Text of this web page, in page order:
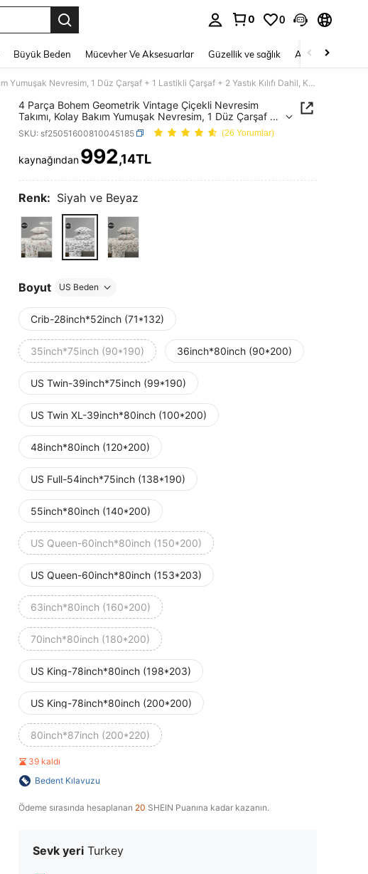
0 0
Büyük Beden Mücevher Ve Aksesuarlar Güzellik ve sağlık Ayakkabı
4 Parça Bohem Geometrik Vintage Çiçekli Nevresim Takımı, Kolay Bakım Yumuşak Nevresim, 1 Düz Çarşaf + 1 Lastikli Çarşaf + 2 Yastık Kılıfı Dahil, King/Queen/Full/Twin Boyutları, Derin Cepli Lastikli Çarşaf 11.8 İnç'e Kadar Uyum Sağlar
4 Parça Bohem Geometrik Vintage Çiçekli Nevresim
Takımı, Kolay Bakım Yumuşak Nevresim, 1 Düz Çarşaf +
1 Lastikli Çarşaf + 2 Yastık Kılıfı Dahil,
King/Queen/Full/Twin Boyutları, Derin Cepli Lastikli
Çarşaf 11.8 İnç'e Kadar Uyum Sağlar
SKU: sf25051600810045185 (26 Yorumlar)
PRICE AND AVAILABILITY
kaynağından992,14TL
Renk: Siyah ve Beyaz
Boyut US Beden
Crib-28inch*52inch (71*132)
35inch*75inch (90*190) 36inch*80inch (90*200)
US Twin-39inch*75inch (99*190)
US Twin XL-39inch*80inch (100*200)
48inch*80inch (120*200)
US Full-54inch*75inch (138*190)
55inch*80inch (140*200)
US Queen-60inch*80inch (150*200)
US Queen-60inch*80inch (153*203)
63inch*80inch (160*200)
70inch*80inch (180*200)
US King-78inch*80inch (198*203)
US King-78inch*80inch (200*200)
80inch*87inch (200*220)
39 kaldı
Bedent Kılavuzu
Ödeme sırasında hesaplanan 20 SHEIN Puanına kadar kazanın.
Sevk yeri Turkey